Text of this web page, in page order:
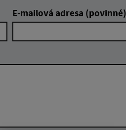
E-mailová adresa (povinné)